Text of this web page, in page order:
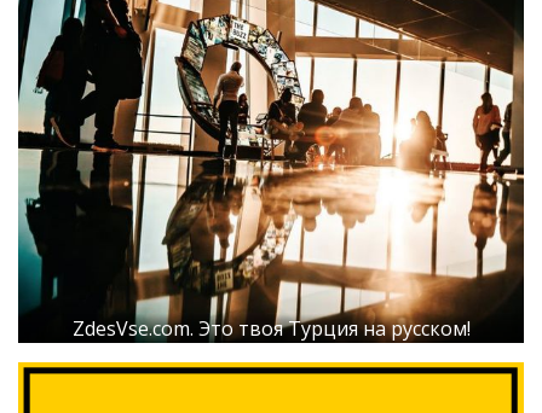
ZdesVse.com. Это твоя Турция на русском!